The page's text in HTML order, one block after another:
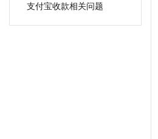
支付宝收款相关问题